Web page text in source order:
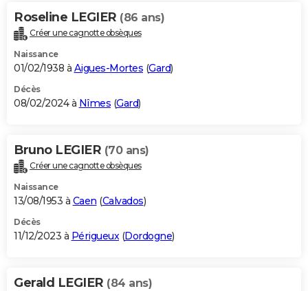
Roseline LEGIER (86 ans)
Créer une cagnotte obsèques
Naissance
01/02/1938 à Aigues-Mortes (Gard)
Décès
08/02/2024 à Nîmes (Gard)
Bruno LEGIER (70 ans)
Créer une cagnotte obsèques
Naissance
13/08/1953 à Caen (Calvados)
Décès
11/12/2023 à Périgueux(Dordogne)
Gerald LEGIER (84 ans)